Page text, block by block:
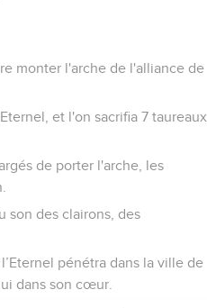
monter l'arche de l'alliance de
et l'on sacrifia 7 taureaux
de porter l'arche, les
son des clairons, des
pénétra dans la ville de
dans son cœur.